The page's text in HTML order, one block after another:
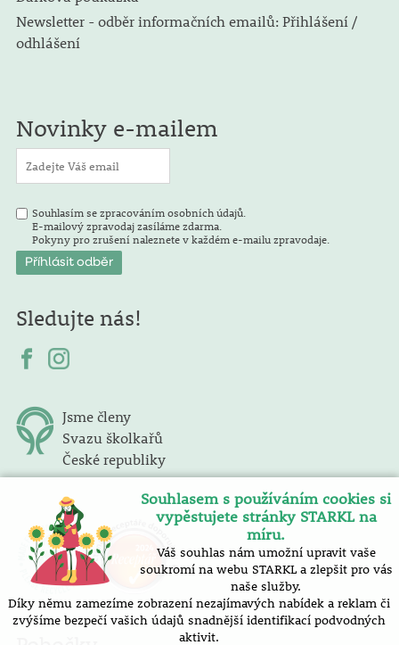
Newsletter - odběr informačních emailů: Přihlášení /
odhlášení
Novinky e-mailem
Souhlasím se zpracováním osobních údajů.
E-mailový zpravodaj zasíláme zdarma.
Pokyny pro zrušení naleznete v každém e-mailu zpravodaje.
Sledujte nás!
Jsme členy
Svazu školkařů
České republiky
Souhlasem s používáním cookies si
vypěstujete stránky STARKL na
míru.
Váš souhlas nám umožní upravit vaše
soukromí na webu STARKL a zlepšit pro vás
naše služby.
Díky němu zamezíme zobrazení nezajímavých nabídek a reklam či
zvýšíme bezpečí vašich údajů snadnější identifikací podvodných
aktivit.